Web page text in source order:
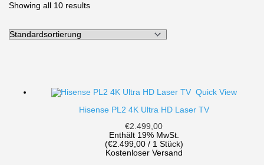
Showing all 10 results
Quick View
Hisense PL2 4K Ultra HD Laser TV
€2.499,00
Enthält 19% MwSt.
(€2.499,00/ 1 Stück)
Kostenloser Versand